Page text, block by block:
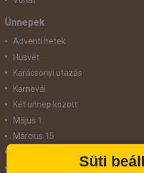
Ünnepek
Adventi hetek
Húsvét
Karácsonyi utazás
Karnevál
Két ünnep között
Május 1.
Március 15.
Süti